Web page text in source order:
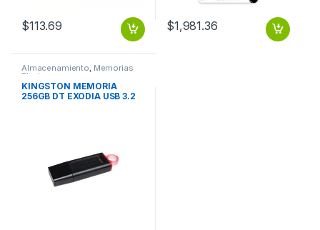
$113.69 $1,981.36
Almacenamiento, Memorias
Flash
KINGSTON MEMORIA
256GB DT EXODIA USB 3.2